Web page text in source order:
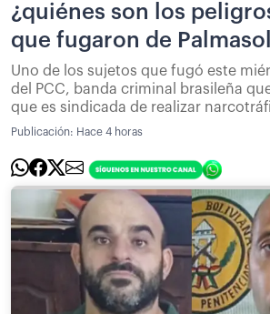
¿quiénes son los
que fugaron de
Uno de los sujetos que fugó este
del PCC, banda criminal brasileña
que es sindicada de realizar
Publicación: Hace 4 horas